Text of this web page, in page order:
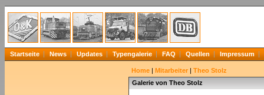
Startseite News Updates Typengalerie FAQ Quellen Impressum
Home | Mitarbeiter | Theo Stolz
Galerie von Theo Stolz